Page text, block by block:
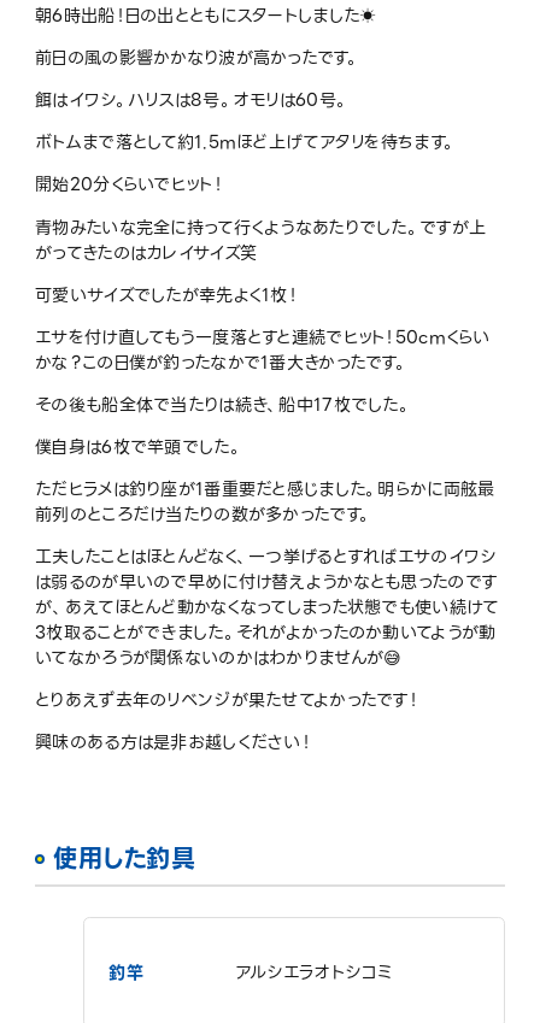
朝6時出船！日の出とともにスタートしました☀️
前日の風の影響かかなり波が高かったです。
餌はイワシ。ハリスは8号。オモリは60号。
ボトムまで落として約1.5mほど上げてアタリを待ちます。
開始20分くらいでヒット！
青物みたいな完全に持って行くようなあたりでした。ですが上
がってきたのはカレイサイズ笑
可愛いサイズでしたが幸先よく1枚！
エサを付け直してもう一度落とすと連続でヒット！50cmくらい
かな？この日僕が釣ったなかで1番大きかったです。
その後も船全体で当たりは続き、船中17枚でした。
僕自身は6枚で竿頭でした。
ただヒラメは釣り座が1番重要だと感じました。明らかに両舷最
前列のところだけ当たりの数が多かったです。
工夫したことはほとんどなく、一つ挙げるとすればエサのイワシ
は弱るのが早いので早めに付け替えようかなとも思ったのです
が、あえてほとんど動かなくなってしまった状態でも使い続けて
3枚取ることができました。それがよかったのか動いてようが動
いてなかろうが関係ないのかはわかりませんが😅
とりあえず去年のリベンジが果たせてよかったです！
興味のある方は是非お越しください！
使用した釣具
釣竿 アルシエラオトシコミ